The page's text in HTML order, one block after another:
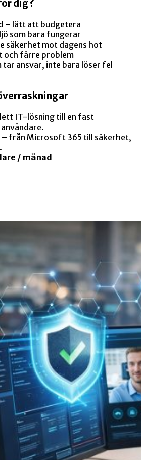
dig?
– lätt att budgetera
som bara fungerar
säkerhet mot dagens hot
och färre problem
tar ansvar, inte bara löser fel
IT-lösning till en fast
– från Microsoft 365 till säkerhet,
/ månad